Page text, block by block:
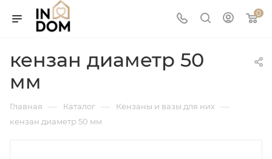
0
кензан диаметр 50
мм
Главная — Каталог — Кензаны и вазы для них —
кензан диаметр 50 мм